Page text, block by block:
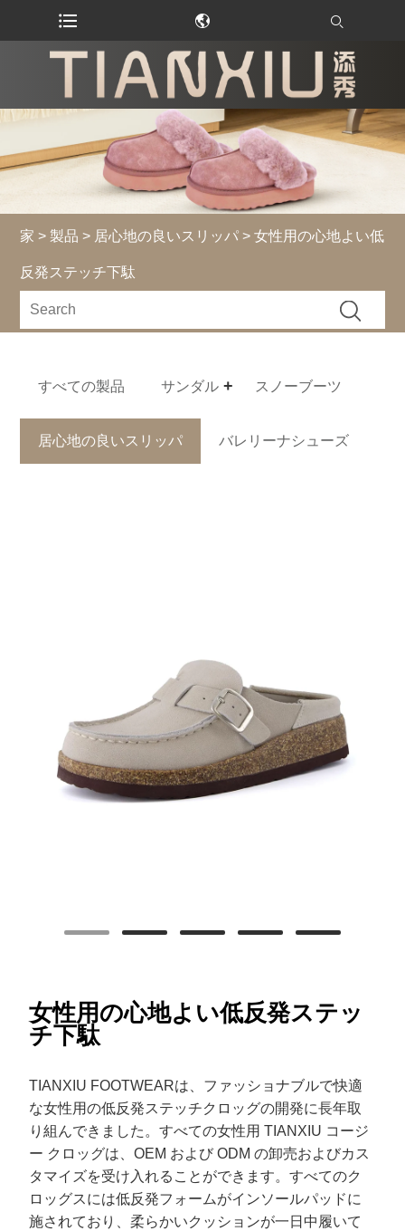
家 > 製品 > 居心地の良いスリッパ > 女性用の心地よい低
反発ステッチ下駄
すべての製品 サンダル スノーブーツ
居心地の良いスリッパ バレリーナシューズ
女性用の心地よい低反発ステッ
チ下駄
TIANXIU FOOTWEARは、ファッショナブルで快適
な女性用の低反発ステッチクロッグの開発に長年取
り組んできました。すべての女性用 TIANXIU コージ
ー クロッグは、OEM および ODM の卸売およびカス
タマイズを受け入れることができます。すべてのク
ロッグスには低反発フォームがインソールパッドに
施されており、柔らかいクッションが一日中履いて